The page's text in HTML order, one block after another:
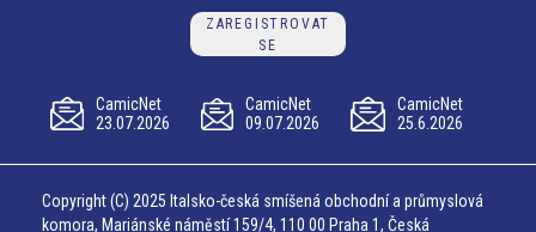
ZAREGISTROVAT
SE
CamicNet
23.07.2026
CamicNet
09.07.2026
CamicNet
25.6.2026
Copyright (C) 2025 Italsko-česká smíšená obchodní a průmyslová
komora, Mariánské náměstí 159/4, 110 00 Praha 1, Česká